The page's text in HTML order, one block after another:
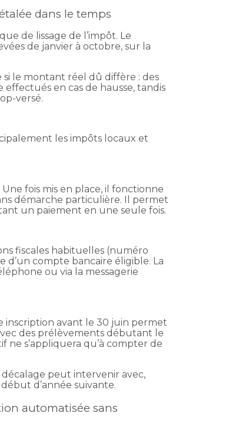
dans le temps
de lissage de l’impôt. Le
de janvier à octobre, sur la
si le montant réel dû diffère : des
en cas de hausse, tandis
versé.
les impôts locaux et
fois mis en place, il fonctionne
démarche particulière. Il permet
un paiement en une seule fois.
fiscales habituelles (numéro
d’un compte bancaire éligible. La
ou via la messagerie
inscription avant le 30 juin permet
des prélèvements débutant le
ne s’appliquera qu’à compter de
peut intervenir avec,
d’année suivante.
automatisée sans